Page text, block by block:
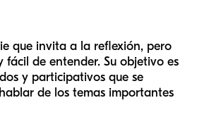
que invita a la reflexión, pero
fácil de entender. Su objetivo es
y participativos que se
de los temas importantes